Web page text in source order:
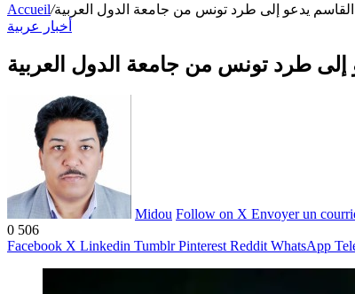
Accueil/يدعو إلى طرد تونس من جامعة الدول العربية
أخبار عربية
طرد تونس من جامعة الدول العربية
Midou Follow on X Envoyer un
0 506
Facebook X Linkedin Tumblr Pinterest Reddit WhatsApp